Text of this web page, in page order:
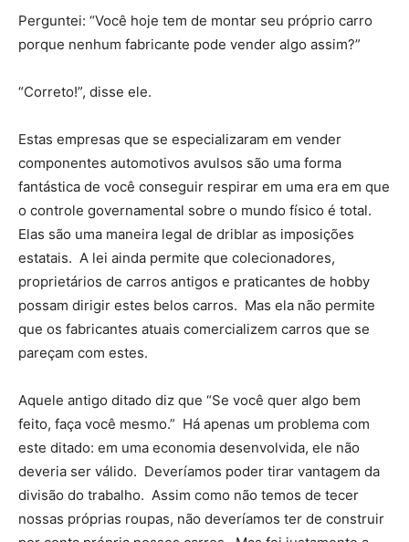
Perguntei: “Você hoje tem de montar seu próprio carro
porque nenhum fabricante pode vender algo assim?”
“Correto!”, disse ele.
Estas empresas que se especializaram em vender
componentes automotivos avulsos são uma forma
fantástica de você conseguir respirar em uma era em que
o controle governamental sobre o mundo físico é total.
Elas são uma maneira legal de driblar as imposições
estatais. A lei ainda permite que colecionadores,
proprietários de carros antigos e praticantes de hobby
possam dirigir estes belos carros. Mas ela não permite
que os fabricantes atuais comercializem carros que se
pareçam com estes.
Aquele antigo ditado diz que “Se você quer algo bem
feito, faça você mesmo.” Há apenas um problema com
este ditado: em uma economia desenvolvida, ele não
deveria ser válido. Deveríamos poder tirar vantagem da
divisão do trabalho. Assim como não temos de tecer
nossas próprias roupas, não deveríamos ter de construir